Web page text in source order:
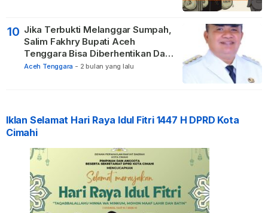
10 Jika Terbukti Melanggar Sumpah,
Salim Fakhry Bupati Aceh
Tenggara Bisa Diberhentikan Dari
Jabatannya
Aceh Tenggara - 2 bulan yang lalu
Iklan Selamat Hari Raya Idul Fitri 1447 H DPRD Kota
Cimahi